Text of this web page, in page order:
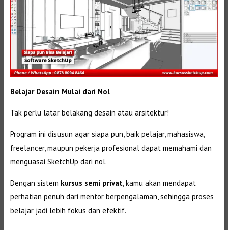
Belajar Desain Mulai dari Nol
Tak perlu latar belakang desain atau arsitektur!
Program ini disusun agar siapa pun, baik pelajar, mahasiswa,
freelancer, maupun pekerja profesional dapat memahami dan
menguasai SketchUp dari nol.
Dengan sistem kursus semi privat , kamu akan mendapat
perhatian penuh dari mentor berpengalaman, sehingga proses
belajar jadi lebih fokus dan efektif.